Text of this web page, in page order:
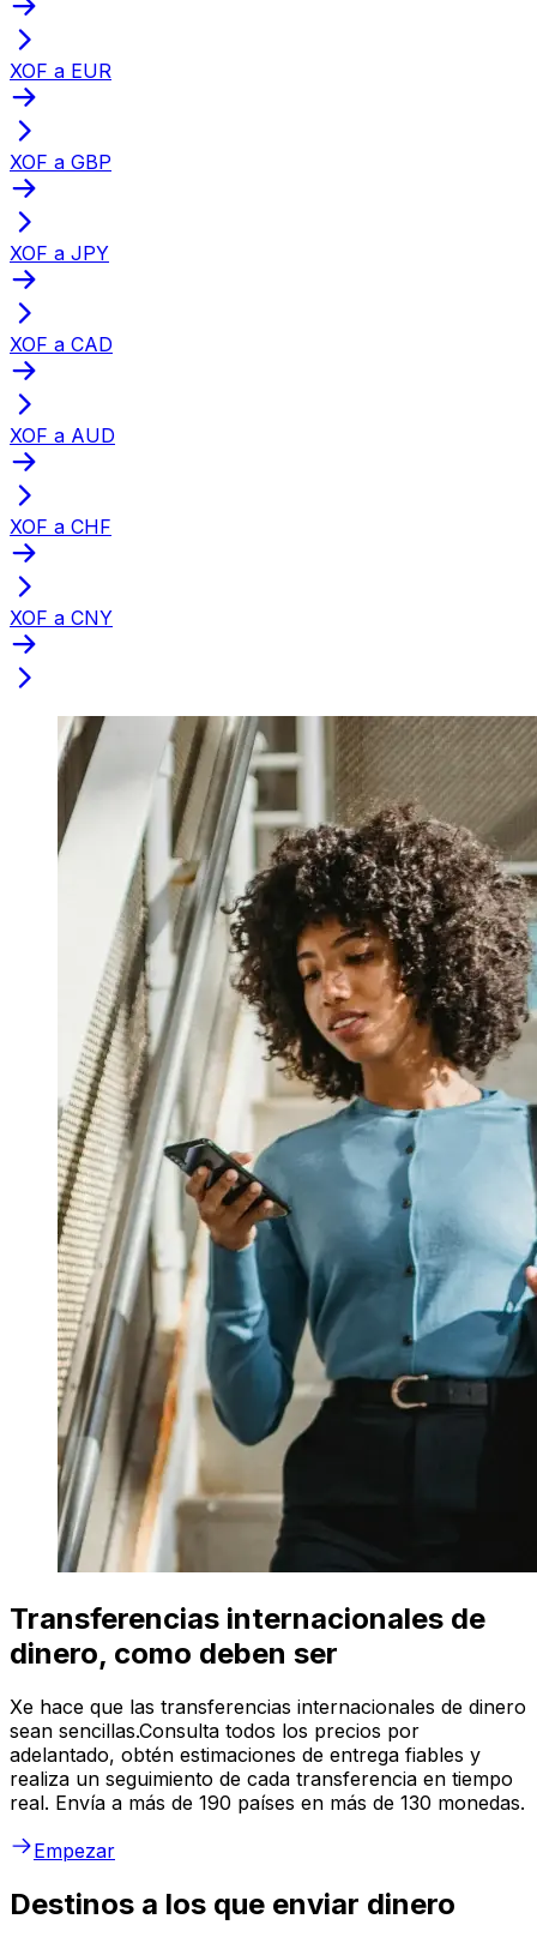
XOF a EUR
XOF a GBP
XOF a JPY
XOF a CAD
XOF a AUD
XOF a CHF
XOF a CNY
Transferencias internacionales de
dinero, como deben ser
Xe hace que las transferencias internacionales de dinero
sean sencillas.Consulta todos los precios por
adelantado, obtén estimaciones de entrega fiables y
realiza un seguimiento de cada transferencia en tiempo
real. Envía a más de 190 países en más de 130 monedas.
Empezar
Destinos a los que enviar dinero